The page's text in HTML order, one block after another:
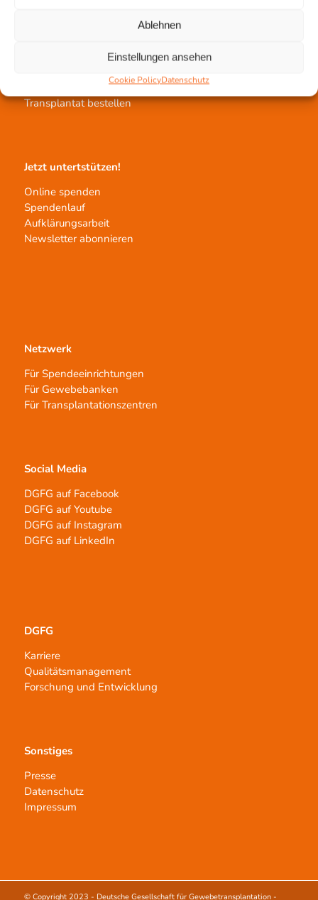
Ablehnen
Einstellungen ansehen
Cookie PolicyDatenschutz
Transplantatvermittlung
Transplantat bestellen
Jetzt untertstützen!
Online spenden
Spendenlauf
Aufklärungsarbeit
Newsletter abonnieren
Netzwerk
Für Spendeeinrichtungen
Für Gewebebanken
Für Transplantationszentren
Social Media
DGFG auf Facebook
DGFG auf Youtube
DGFG auf Instagram
DGFG auf LinkedIn
DGFG
Karriere
Qualitätsmanagement
Forschung und Entwicklung
Sonstiges
Presse
Datenschutz
Impressum
© Copyright 2023 - Deutsche Gesellschaft für Gewebetransplantation -